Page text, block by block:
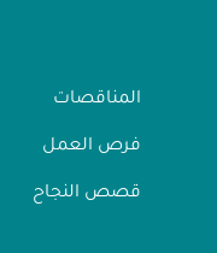
المناقصات
فرص العمل
قصص النجاح